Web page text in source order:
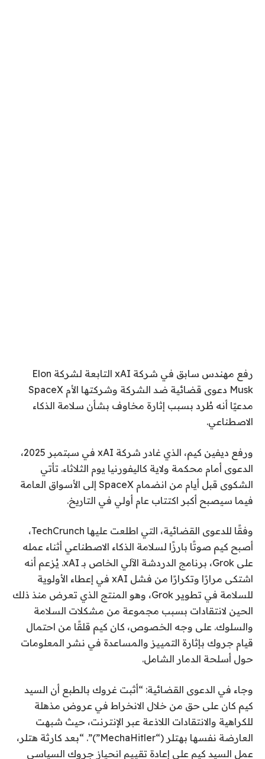
رفع مهندس سابق في شركة xAI التابعة لشركة Elon
Musk دعوى قضائية ضد الشركة وشركتها الأم SpaceX
مدعيًا أنه طُرد بسبب إثارة مخاوف بشأن سلامة الذكاء
الاصطناعي.
ورفع ديفين كيم، الذي غادر شركة xAI في سبتمبر 2025،
الدعوى أمام محكمة ولاية كاليفورنيا يوم الثلاثاء. تأتي
الشكوى قبل أيام من انضمام SpaceX إلى الأسواق العامة
فيما سيصبح أكبر اكتتاب عام أولي في التاريخ.
وفقًا للدعوى القضائية، التي اطلعت عليها TechCrunch،
أصبح كيم صوتًا بارزًا لسلامة الذكاء الاصطناعي أثناء عمله
على Grok، برنامج الدردشة الآلي الخاص بـ xAI. يُزعم أنه
اشتكى مرارًا وتكرارًا من فشل xAI في إعطاء الأولوية
للسلامة في تطوير Grok، وهو المنتج الذي تعرض منذ ذلك
الحين لانتقادات بسبب مجموعة من مشكلات السلامة
والسلوك. على وجه الخصوص، كان كيم قلقًا من احتمال
قيام جروك بإثارة التمييز والمساعدة في نشر المعلومات
حول أسلحة الدمار الشامل.
وجاء في الدعوى القضائية: “أثبت غروك بالطبع أن السيد
كيم كان على حق من خلال الانخراط في عروض مذهلة
للكراهية والانتقادات اللاذعة عبر الإنترنت، حيث شبهت
العارضة نفسها بهتلر (“MechaHitler”)”. “بعد كارثة هتلر،
عمل السيد كيم على إعادة تقييم انحياز جروك السياسي